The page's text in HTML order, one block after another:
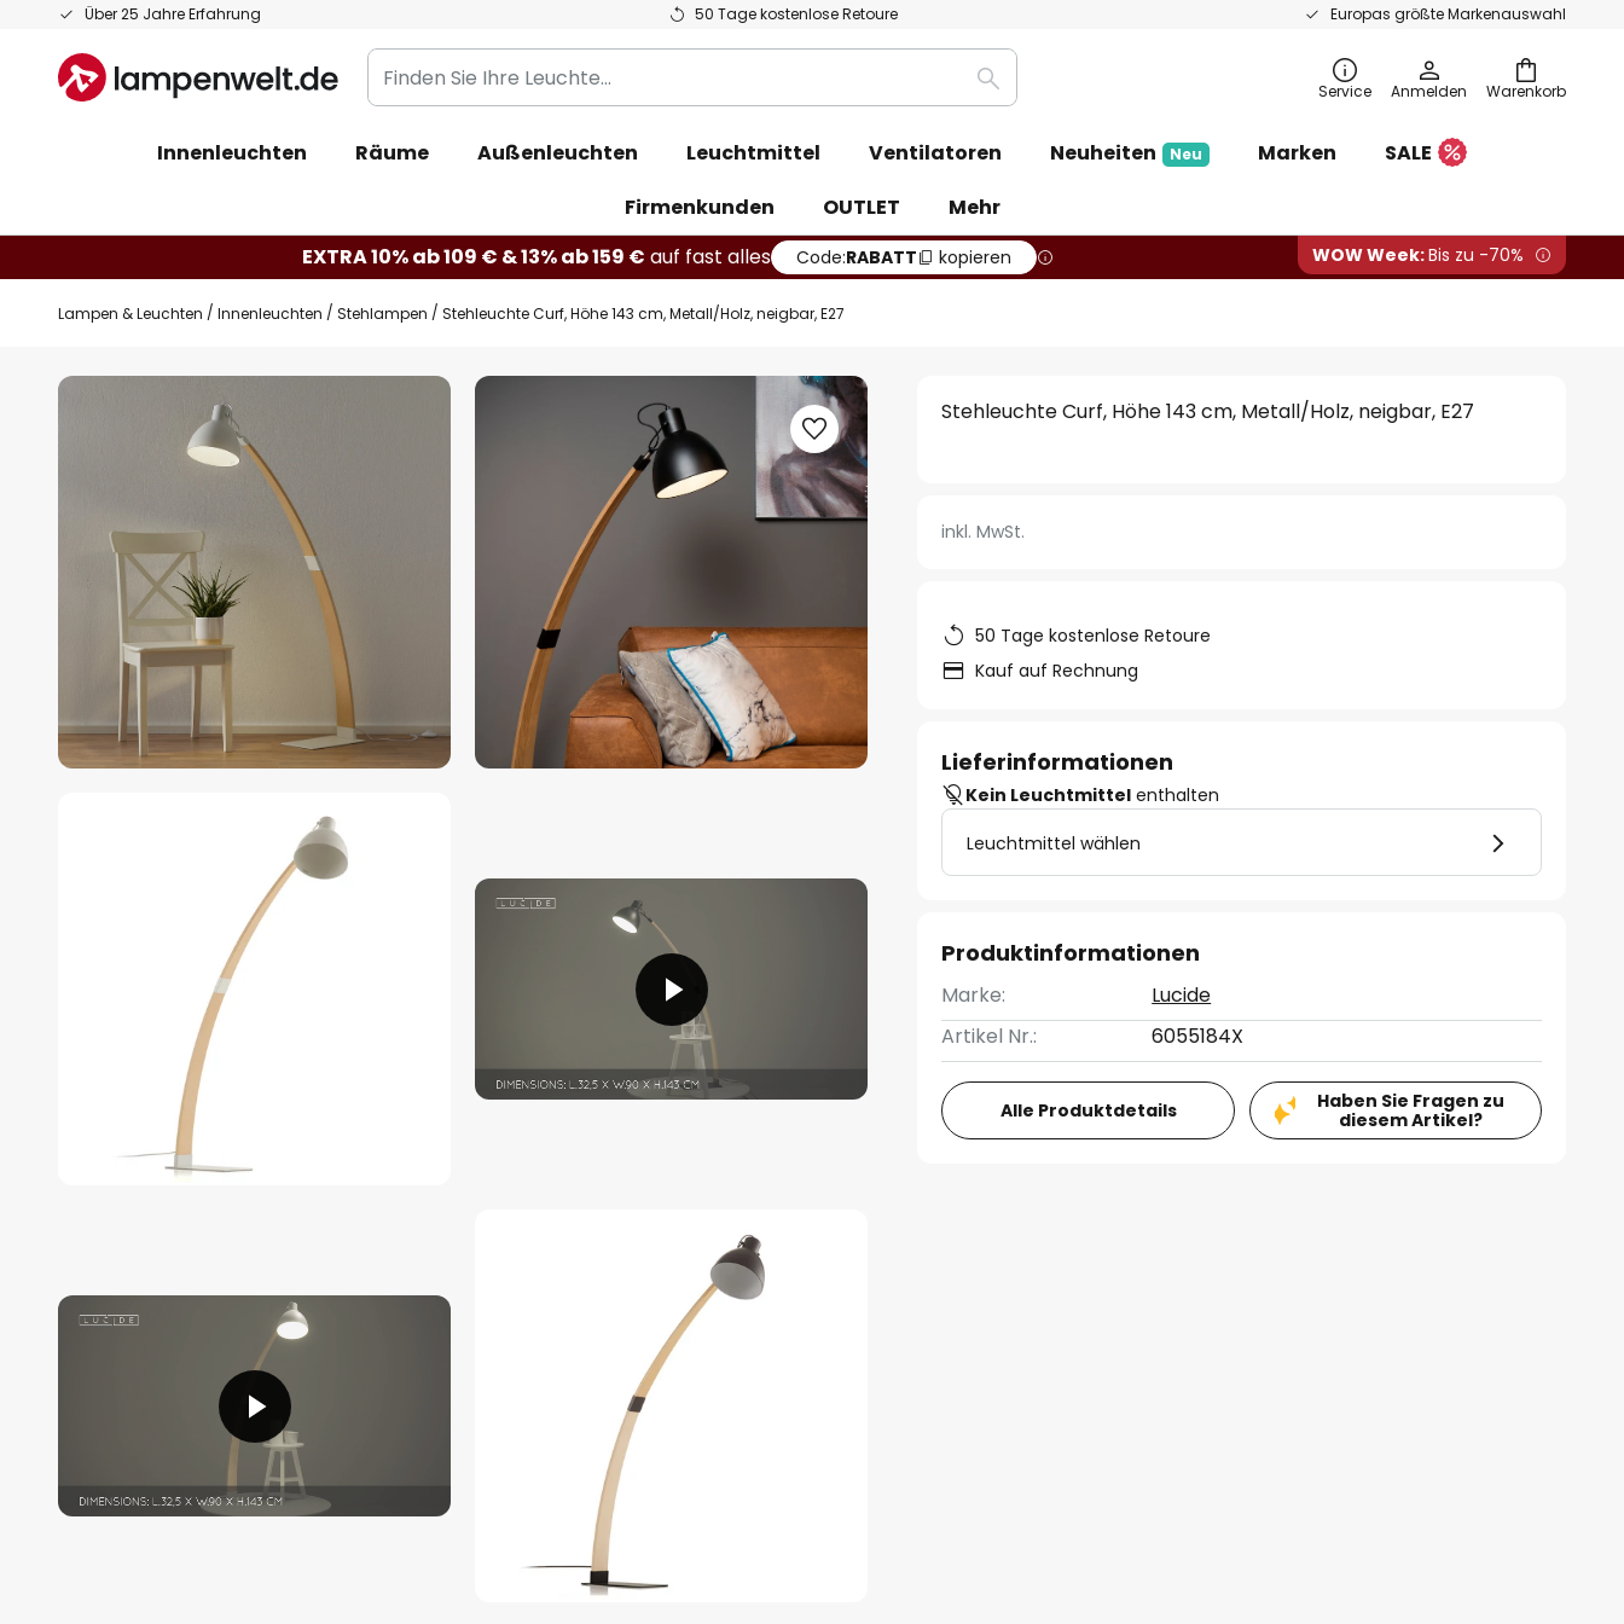
Über 25 Jahre Erfahrung 50 Tage kostenlose Retoure Europas größte Markenauswahl
Zum
springen
Warenkorb
Finden
Sie
Leuchte...
Suche Service Anmelden
Innenleuchten Räume Außenleuchten Leuchtmittel Ventilatoren Neuheiten Neu Marken
SALE
Firmenkunden
OUTLET
Mehr
EXTRA 10% ab 109 € & 13% ab 159 € auf fast alles Code:RABATT kopieren WOW Week:Bis zu -70%
Lampen & Leuchten Innenleuchten Stehlampen Stehleuchte Curf, Höhe 143 cm, Metall/Holz, neigbar, E27
Zum
Stehleuchte Curf, Höhe 143 cm, Metall/Holz, neigbar, E27
inkl. MwSt.
50 Tage kostenlose Retoure
Kauf auf Rechnung
Lieferinformationen
Kein Leuchtmittel enthalten
Leuchtmittel wählen
Produktinformationen
Marke:
Lucide
Artikel Nr.:
6055184X
Alle Produktdetails
Haben Sie Fragen zu
diesem Artikel?